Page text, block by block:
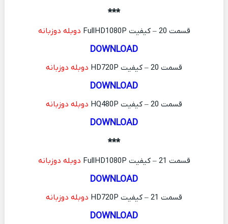
***
قسمت 20 – کیفیت FullHD1080P دوبله دوزبانه
DOWNLOAD
قسمت 20 – کیفیت HD720P دوبله دوزبانه
DOWNLOAD
قسمت 20 – کیفیت HQ480P دوبله دوزبانه
DOWNLOAD
***
قسمت 21 – کیفیت FullHD1080P دوبله دوزبانه
DOWNLOAD
قسمت 21 – کیفیت HD720P دوبله دوزبانه
DOWNLOAD